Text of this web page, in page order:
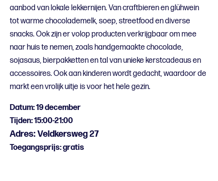
aanbod van lokale lekkernijen. Van craftbieren en glühwein
tot warme chocolademelk, soep, streetfood en diverse
snacks. Ook zijn er volop producten verkrijgbaar om mee
naar huis te nemen, zoals handgemaakte chocolade,
sojasaus, bierpakketten en tal van unieke kerstcadeaus en
accessoires. Ook aan kinderen wordt gedacht, waardoor de
markt een vrolijk uitje is voor het hele gezin.
Datum: 19 december
Tijden: 15:00-21:00
Adres: Veldkersweg 27
Toegangsprijs: gratis